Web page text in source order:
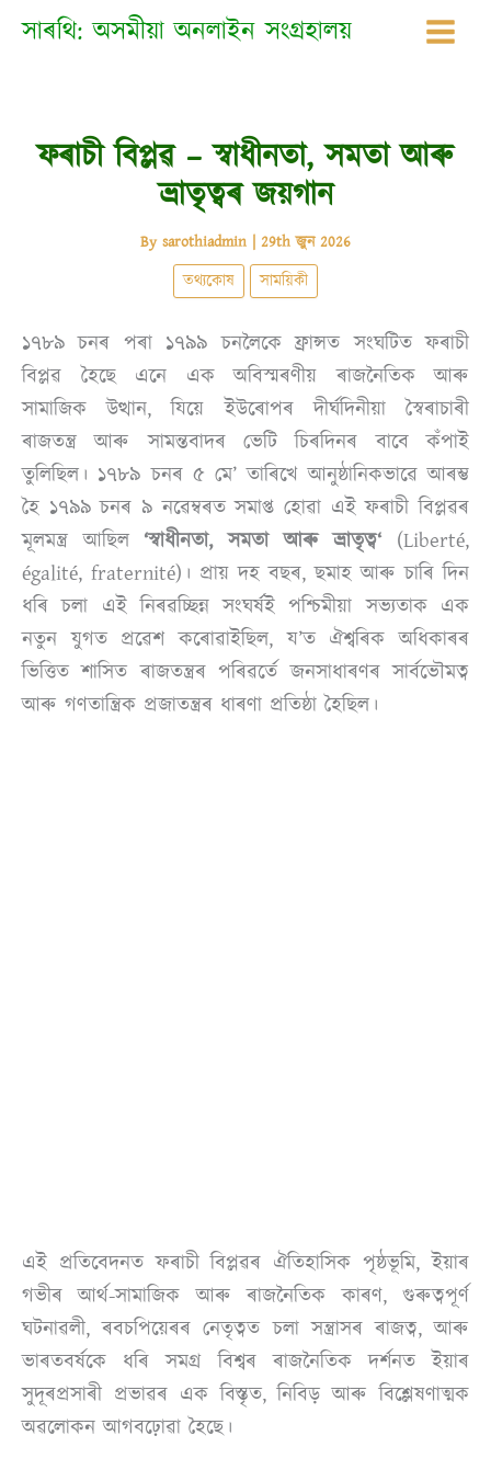
সাৰথি: অসমীয়া অনলাইন সংগ্ৰহালয়
ফৰাচী বিপ্লৱ – স্বাধীনতা, সমতা আৰু
ভ্ৰাতৃত্বৰ জয়গান
By sarothiadmin | 29th জুন 2026
তথ্যকোষ সাময়িকী
১৭৮৯ চনৰ পৰা ১৭৯৯ চনলৈকে ফ্ৰান্সত সংঘটিত ফৰাচী
বিপ্লৱ হৈছে এনে এক অবিস্মৰণীয় ৰাজনৈতিক আৰু
সামাজিক উত্থান, যিয়ে ইউৰোপৰ দীৰ্ঘদিনীয়া স্বৈৰাচাৰী
ৰাজতন্ত্ৰ আৰু সামন্তবাদৰ ভেটি চিৰদিনৰ বাবে কঁপাই
তুলিছিল। ১৭৮৯ চনৰ ৫ মে’ তাৰিখে আনুষ্ঠানিকভাৱে আৰম্ভ
হৈ ১৭৯৯ চনৰ ৯ নৱেম্বৰত সমাপ্ত হোৱা এই ফৰাচী বিপ্লৱৰ
মূলমন্ত্ৰ আছিল ‘স্বাধীনতা, সমতা আৰু ভ্ৰাতৃত্ব‘ (Liberté,
égalité, fraternité)। প্ৰায় দহ বছৰ, ছমাহ আৰু চাৰি দিন
ধৰি চলা এই নিৰৱচ্ছিন্ন সংঘৰ্ষই পশ্চিমীয়া সভ্যতাক এক
নতুন যুগত প্ৰৱেশ কৰোৱাইছিল, য’ত ঐশ্বৰিক অধিকাৰৰ
ভিত্তিত শাসিত ৰাজতন্ত্ৰৰ পৰিৱৰ্তে জনসাধাৰণৰ সাৰ্বভৌমত্ব
আৰু গণতান্ত্ৰিক প্ৰজাতন্ত্ৰৰ ধাৰণা প্ৰতিষ্ঠা হৈছিল।
এই প্ৰতিবেদনত ফৰাচী বিপ্লৱৰ ঐতিহাসিক পৃষ্ঠভূমি, ইয়াৰ
গভীৰ আৰ্থ-সামাজিক আৰু ৰাজনৈতিক কাৰণ, গুৰুত্বপূৰ্ণ
ঘটনাৱলী, ৰবচপিয়েৰৰ নেতৃত্বত চলা সন্ত্ৰাসৰ ৰাজত্ব, আৰু
ভাৰতবৰ্ষকে ধৰি সমগ্ৰ বিশ্বৰ ৰাজনৈতিক দৰ্শনত ইয়াৰ
সুদূৰপ্ৰসাৰী প্ৰভাৱৰ এক বিস্তৃত, নিবিড় আৰু বিশ্লেষণাত্মক
অৱলোকন আগবঢ়োৱা হৈছে।